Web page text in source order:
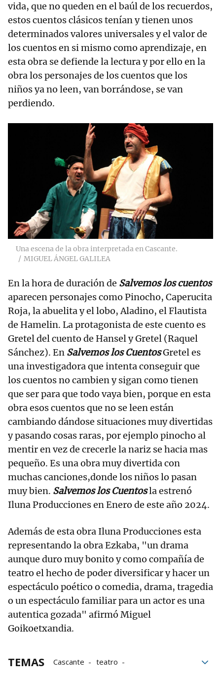
vida, que no queden en el baúl de los recuerdos,
estos cuentos clásicos tenían y tienen unos
determinados valores universales y el valor de
los cuentos en si mismo como aprendizaje, en
esta obra se defiende la lectura y por ello en la
obra los personajes de los cuentos que los
niños ya no leen, van borrándose, se van
perdiendo.
Una escena de la obra interpretada en Cascante.
MIGUEL ÁNGEL GALILEA
En la hora de duración de Salvemos los cuentos
aparecen personajes como Pinocho, Caperucita
Roja, la abuelita y el lobo, Aladino, el Flautista
de Hamelin. La protagonista de este cuento es
Gretel del cuento de Hansel y Gretel (Raquel
Sánchez). En Salvemos los CuentosGretel es
una investigadora que intenta conseguir que
los cuentos no cambien y sigan como tienen
que ser para que todo vaya bien, porque en esta
obra esos cuentos que no se leen están
cambiando dándose situaciones muy divertidas
y pasando cosas raras, por ejemplo pinocho al
mentir en vez de crecerle la nariz se hacia mas
pequeño. Es una obra muy divertida con
muchas canciones,donde los niños lo pasan
muy bien. Salvemos los Cuentosla estrenó
Iluna Producciones en Enero de este año 2024.
Además de esta obra Iluna Producciones esta
representando la obra Ezkaba, "un drama
aunque duro muy bonito y como compañía de
teatro el hecho de poder diversificar y hacer un
espectáculo poético o comedia, drama, tragedia
o un espectáculo familiar para un actor es una
autentica gozada" afirmó Miguel
Goikoetxandia.
TEMAS Cascante
teatro